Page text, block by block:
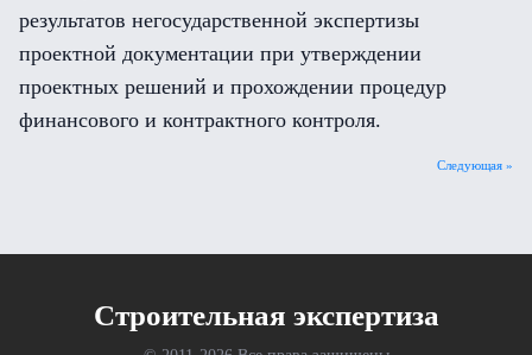
результатов негосударственной экспертизы
проектной документации при утверждении
проектных решений и прохождении процедур
финансового и контрактного контроля.
Следующая »
Cтроительная экспертиза